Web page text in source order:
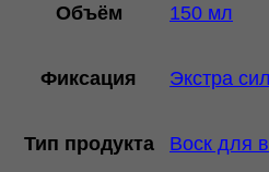
Объём 150 мл
Фиксация Экстра
Тип продукта Воск для